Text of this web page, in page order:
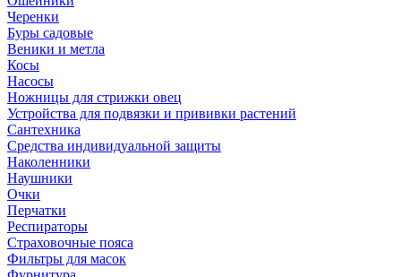
Черенки
Буры садовые
Веники и метла
Косы
Насосы
Ножницы для стрижки овец
Устройства для подвязки и прививки растений
Сантехника
Средства индивидуальной защиты
Наколенники
Наушники
Очки
Перчатки
Респираторы
Страховочные пояса
Фильтры для масок